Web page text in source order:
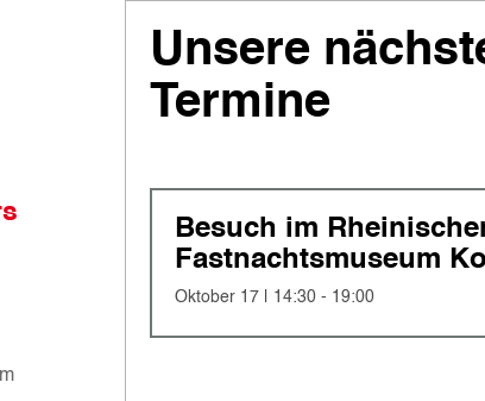
Unsere
Termine
Besuch im
Fastnachtsmuseum
Oktober 17 | 14:30 - 19:00